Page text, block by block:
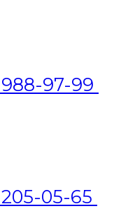
988-97-99
205-05-65